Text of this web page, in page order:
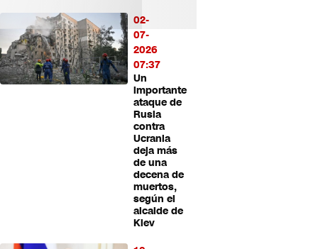
02-
07-
2026
07:37
Un
importante
ataque de
Rusia
contra
Ucrania
deja más
de una
decena de
muertos,
según el
alcalde de
Kiev